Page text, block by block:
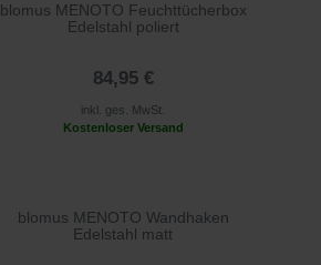
blomus MENOTO Feuchttücherbox
Edelstahl poliert
84,95 €
inkl. ges. MwSt.
Kostenloser Versand
blomus MENOTO Wandhaken
Edelstahl matt